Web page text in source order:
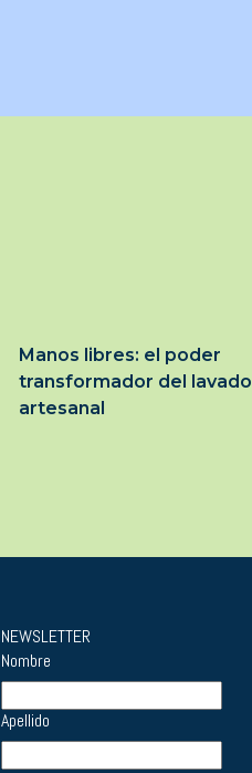
Manos libres: el poder
transformador del lavado
artesanal
NEWSLETTER
Nombre
Apellido